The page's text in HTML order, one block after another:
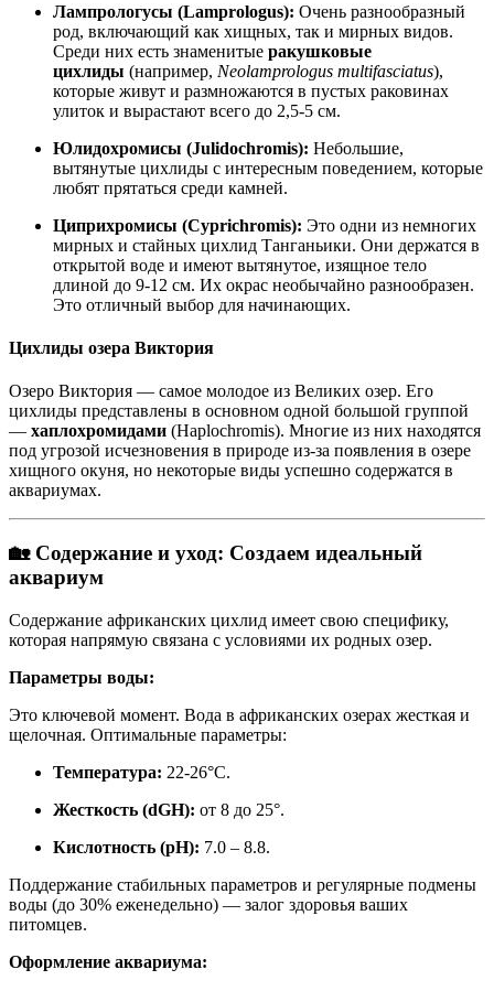
Лампрологусы (Lamprologus): Очень разнообразный
род, включающий как хищных, так и мирных видов.
Среди них есть знаменитые ракушковые
цихлиды (например, Neolamprologus multifasciatus),
которые живут и размножаются в пустых раковинах
улиток и вырастают всего до 2,5-5 см.
Юлидохромисы (Julidochromis): Небольшие,
вытянутые цихлиды с интересным поведением, которые
любят прятаться среди камней.
Циприхромисы (Cyprichromis): Это одни из немногих
мирных и стайных цихлид Танганьики. Они держатся в
открытой воде и имеют вытянутое, изящное тело
длиной до 9-12 см. Их окрас необычайно разнообразен.
Это отличный выбор для начинающих.
Цихлиды озера Виктория
Озеро Виктория — самое молодое из Великих озер. Его
цихлиды представлены в основном одной большой группой
— хаплохромидами (Haplochromis). Многие из них находятся
под угрозой исчезновения в природе из-за появления в озере
хищного окуня, но некоторые виды успешно содержатся в
аквариумах.
🏡 Содержание и уход: Создаем идеальный
аквариум
Содержание африканских цихлид имеет свою специфику,
которая напрямую связана с условиями их родных озер.
Параметры воды:
Это ключевой момент. Вода в африканских озерах жесткая и
щелочная. Оптимальные параметры:
Температура: 22-26°C.
Жесткость (dGH): от 8 до 25°.
Кислотность (pH): 7.0 – 8.8.
Поддержание стабильных параметров и регулярные подмены
воды (до 30% еженедельно) — залог здоровья ваших
питомцев.
Оформление аквариума: